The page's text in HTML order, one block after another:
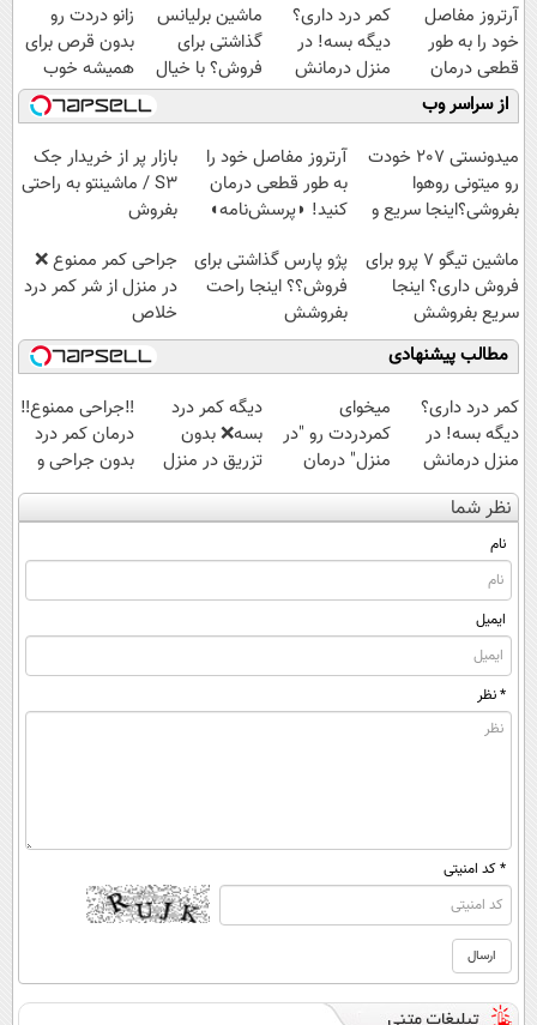
آرتروز مفاصل
خود را به طور
قطعی درمان
کنید!
◗پرسش‌نامه◖
کمر درد داری؟
دیگه بسه! در
منزل درمانش
کن
(◀پرسش‌نامه)
ماشین برلیانس
گذاشتی برای
فروش؟ با خیال
راحت بفروش
زانو دردت رو
بدون قرص برای
همیشه خوب
کن! (قدم اول،
پرسش‌نامه)
از سراسر وب
میدونستی 207 خودت
رو میتونی روهوا
بفروشی؟اینجا سریع و
آرتروز مفاصل خود را
به طور قطعی درمان
کنید! ◗پرسش‌نامه◖
بازار پر از خریدار جک
S3 / ماشینتو به راحتی
بفروش
ماشین تیگو 7 پرو برای
فروش داری؟ اینجا
سریع بفروشش
پژو پارس گذاشتی برای
فروش؟؟ اینجا راحت
بفروشش
جراحی کمر ممنوع ❌
در منزل از شر کمر درد
خلاص
شوید◂پرسش‌نامه
مطالب پیشنهادی
کمر درد داری؟
دیگه بسه! در
منزل درمانش
کن
(◀پرسش‌نامه)
میخوای
کمردردت رو "در
منزل" درمان
کنی؟ (◂فیلم +
◂پرسش‌نامه)
دیگه کمر درد
بسه❌ بدون
تزریق در منزل
درمانش کن✅
◀پرسش‌نامه پر
‼️جراحی ممنوع‼️
درمان کمر درد
بدون جراحی و
دوره نقاهت
نظر شما
نام
ایمیل
* نظر
* کد امنیتی